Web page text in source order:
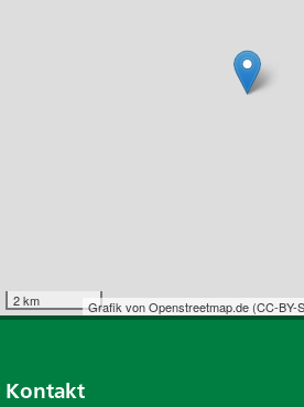
2 km Grafik vonOpenstreetmap.de (CC-BY-
Kontakt